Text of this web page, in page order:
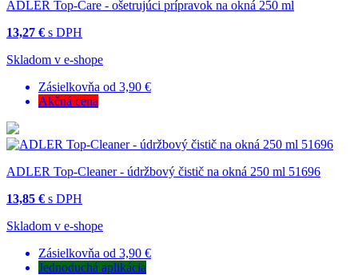
ADLER Top-Care - ošetrujúci prípravok na okná 250 ml
13,27 € s DPH
Skladom v e-shope
Zásielkovňa od 3,90 €
Akčná cena
ADLER Top-Cleaner - údržbový čistič na okná 250 ml 51696
13,85 € s DPH
Skladom v e-shope
Zásielkovňa od 3,90 €
Jednoduchá aplikácia